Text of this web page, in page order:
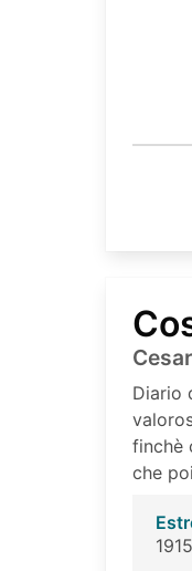
Diario
finchè
che